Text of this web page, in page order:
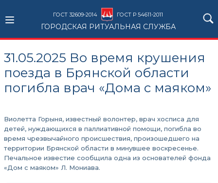
ГОСТ 32609-2014 ГОСТ Р 54611-2011
ГОРОДСКАЯ РИТУАЛЬНАЯ СЛУЖБА
31.05.2025 Во время крушения
поезда в Брянской области
погибла врач «Дома с маяком»
Виолетта Горыня, известный волонтер, врач хосписа для
детей, нуждающихся в паллиативной помощи, погибла во
время чрезвычайного происшествия, произошедшего на
территории Брянской области в минувшее воскресенье.
Печальное известие сообщила одна из основателей фонда
«Дом с маяком» Л. Мониава.